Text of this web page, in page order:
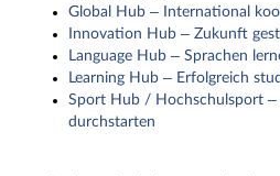
Global Hub – International
Innovation Hub – Zukunft
Language Hub – Sprachen
Learning Hub – Erfolgreich
Sport Hub / Hochschulsport –
durchstarten